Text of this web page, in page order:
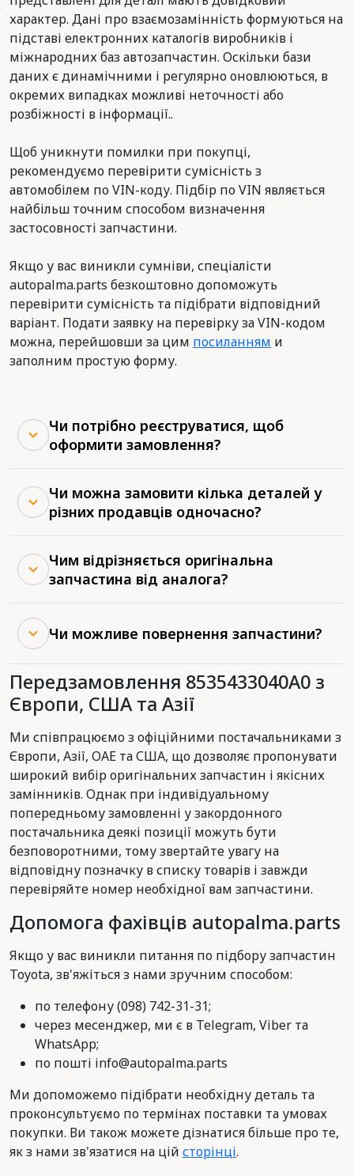
характер. Дані про взаємозамінність формуються на
підставі електронних каталогів виробників і
міжнародних баз автозапчастин. Оскільки бази
даних є динамічними і регулярно оновлюються, в
окремих випадках можливі неточності або
розбіжності в інформації..
Щоб уникнути помилки при покупці,
рекомендуємо перевірити сумісність з
автомобілем по VIN-коду. Підбір по VIN являється
найбільш точним способом визначення
застосовності запчастини.
Якщо у вас виникли сумніви, спеціалісти
autopalma.parts безкоштовно допоможуть
перевірити сумісність та підібрати відповідний
варіант. Подати заявку на перевірку за VIN-кодом
можна, перейшовши за цим посиланням и
заполним простую форму.
Чи потрібно реєструватися, щоб
оформити замовлення?
Чи можна замовити кілька деталей у
різних продавців одночасно?
Чим відрізняється оригінальна
запчастина від аналога?
Чи можливе повернення запчастини?
Передзамовлення 8535433040A0 з
Європи, США та Азії
Ми співпрацюємо з офіційними постачальниками з
Європи, Азії, ОАЕ та США, що дозволяє пропонувати
широкий вибір оригінальних запчастин і якісних
замінників. Однак при індивідуальному
попередньому замовленні у закордонного
постачальника деякі позиції можуть бути
безповоротними, тому звертайте увагу на
відповідну позначку в списку товарів і завжди
перевіряйте номер необхідної вам запчастини.
Допомога фахівців autopalma.parts
Якщо у вас виникли питання по підбору запчастин
Toyota, зв'яжіться з нами зручним способом:
по телефону (098) 742-31-31;
через месенджер, ми є в Telegram, Viber та
WhatsApp;
по пошті info@autopalma.parts
Ми допоможемо підібрати необхідну деталь та
проконсультуємо по термінах поставки та умовах
покупки. Ви також можете дізнатися більше про те,
як з нами зв'язатися на цій сторінці.